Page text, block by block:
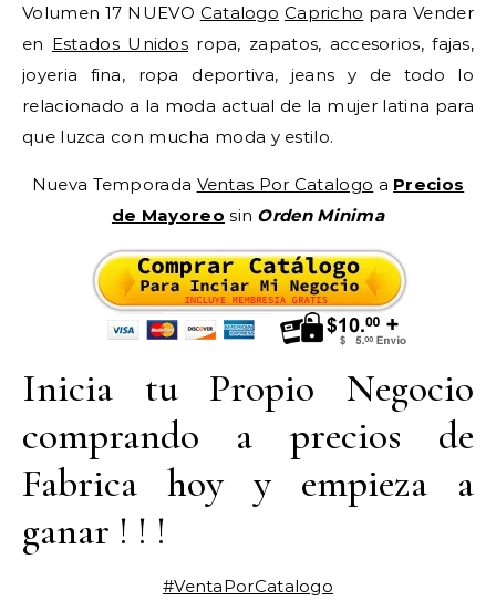
Volumen 17 NUEVO Catalogo Capricho para Vender
en Estados Unidos ropa, zapatos, accesorios, fajas,
joyeria fina, ropa deportiva, jeans y de todo lo
relacionado a la moda actual de la mujer latina para
que luzca con mucha moda y estilo.
Nueva Temporada Ventas Por Catalogo a Precios
de Mayoreo sin Orden Minima
Inicia tu Propio Negocio
comprando a precios de
Fabrica hoy y empieza a
ganar ! ! !
#VentaPorCatalogo